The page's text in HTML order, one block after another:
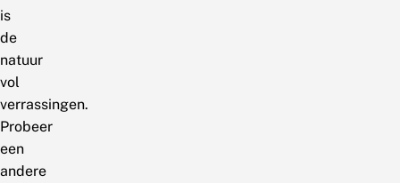
is
de
natuur
vol
verrassingen.
Probeer
een
andere